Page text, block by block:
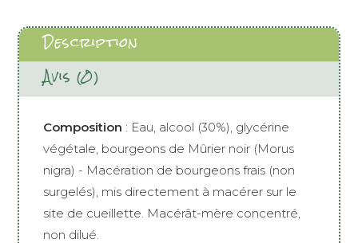
Description
Avis (0)
Composition : Eau, alcool (30%), glycérine
végétale, bourgeons de Mûrier noir (Morus
nigra) - Macération de bourgeons frais (non
surgelés), mis directement à macérer sur le
site de cueillette. Macérât-mère concentré,
non dilué.